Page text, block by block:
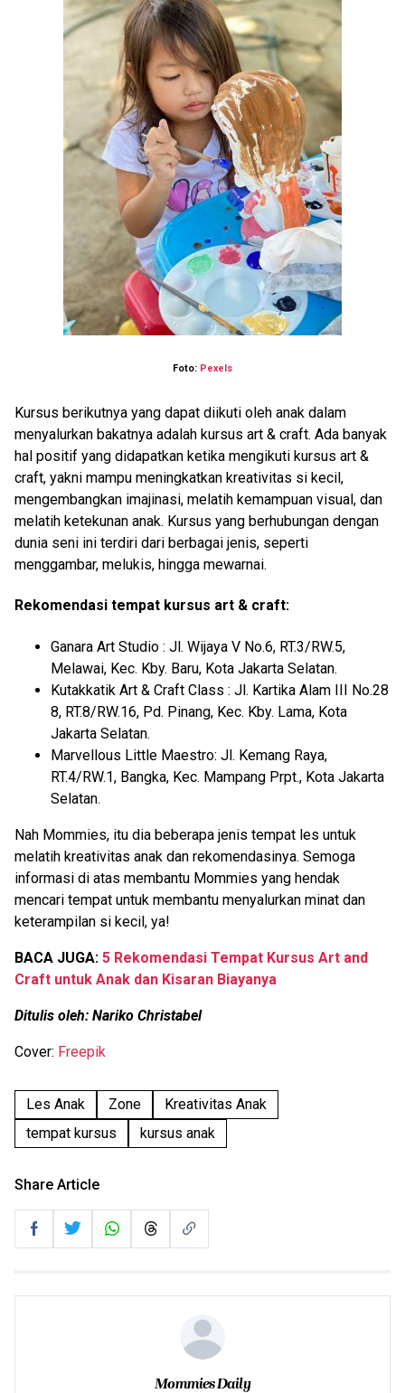
Foto: Pexels
Kursus berikutnya yang dapat diikuti oleh anak dalam
menyalurkan bakatnya adalah kursus art & craft. Ada banyak
hal positif yang didapatkan ketika mengikuti kursus art &
craft, yakni mampu meningkatkan kreativitas si kecil,
mengembangkan imajinasi, melatih kemampuan visual, dan
melatih ketekunan anak. Kursus yang berhubungan dengan
dunia seni ini terdiri dari berbagai jenis, seperti
menggambar, melukis, hingga mewarnai.
Rekomendasi tempat kursus art & craft:
Ganara Art Studio : Jl. Wijaya V No.6, RT.3/RW.5,
Melawai, Kec. Kby. Baru, Kota Jakarta Selatan.
Kutakkatik Art & Craft Class : Jl. Kartika Alam III No.28
8, RT.8/RW.16, Pd. Pinang, Kec. Kby. Lama, Kota
Jakarta Selatan.
Marvellous Little Maestro: Jl. Kemang Raya,
RT.4/RW.1, Bangka, Kec. Mampang Prpt., Kota Jakarta
Selatan.
Nah Mommies, itu dia beberapa jenis tempat les untuk
melatih kreativitas anak dan rekomendasinya. Semoga
informasi di atas membantu Mommies yang hendak
mencari tempat untuk membantu menyalurkan minat dan
keterampilan si kecil, ya!
BACA JUGA: 5 Rekomendasi Tempat Kursus Art and
Craft untuk Anak dan Kisaran Biayanya
Ditulis oleh: Nariko Christabel
Cover: Freepik
Les Anak Zone
Kreativitas Anak
tempat kursus
kursus anak
Share Article
Mommies Daily